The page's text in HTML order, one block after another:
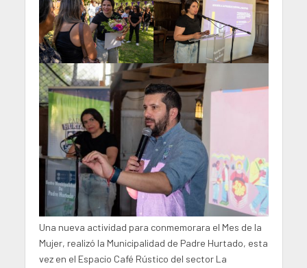
Una nueva actividad para conmemorara el Mes de la
Mujer, realizó la Municipalidad de Padre Hurtado, esta
vez en el Espacio Café Rústico del sector La